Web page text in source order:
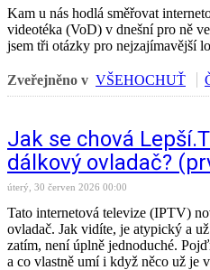
Kam u nás hodlá směřovat
videotéka (VoD) v dnešní pro ně
jsem tři otázky pro nejzajímavější
Zveřejněno v VŠEHOCHUŤ
Jak se chová
dálkový ovladač?
úterý, 30 červen 2026 00:00
Tato internetová televize (IPTV)
ovladač. Jak vidíte, je atypický a
zatím, není úplně jednoduché.
a co vlastně umí i když něco už je